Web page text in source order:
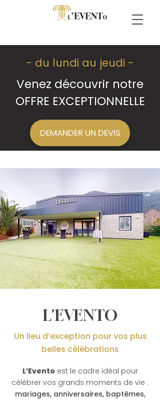
- du lundi au jeudi -
Venez découvrir notre
OFFRE EXCEPTIONNELLE
DEMANDER UN DEVIS
L'EVENTO
Un lieu d’exception pour vos plus
belles célébrations
L’Evento est le cadre idéal pour
célébrer vos grands moments de vie :
mariages, anniversaires, baptêmes,